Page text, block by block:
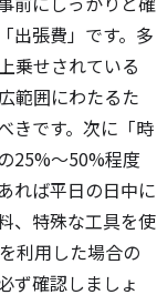
出張費」です。多
乗せされている
範囲にわたるた
きです。次に「時
25%～50%程度
れば平日の日中に
、特殊な工具を使
利用した場合の
ず確認しましょ